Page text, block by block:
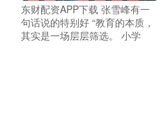
东财配资APP下载 张雪峰有一
句话说的特别好 “教育的本质，
其实是一场层层筛选。 小学